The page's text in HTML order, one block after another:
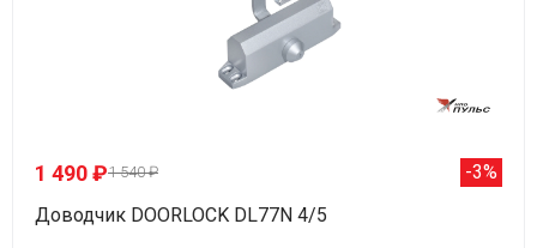
1 490 ₽1 540 ₽
-3%
Доводчик DOORLOCK DL77N 4/5